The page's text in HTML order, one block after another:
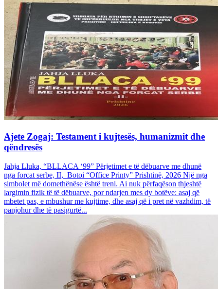
Ajete Zogaj: Testament i kujtesës, humanizmit dhe
qëndresës
Jahja Lluka, “BLLACA ‘99” Përjetimet e të dëbuarve me dhunë
nga forcat serbe, II, Botoi “Office Printy” Prishtinë, 2026 Një nga
simbolet më domethënëse është treni. Ai nuk përfaqëson thjeshtë
largimin fizik të të dëbuarve, por ndarjen mes dy botëve: asaj që
mbetet pas, e mbushur me kujtime, dhe asaj që i pret në vazhdim, të
panjohur dhe të pasigurtë...